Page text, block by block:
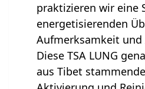
praktizieren wir eine
energetisierenden
Aufmerksamkeit
Diese TSA LUNG
aus Tibet